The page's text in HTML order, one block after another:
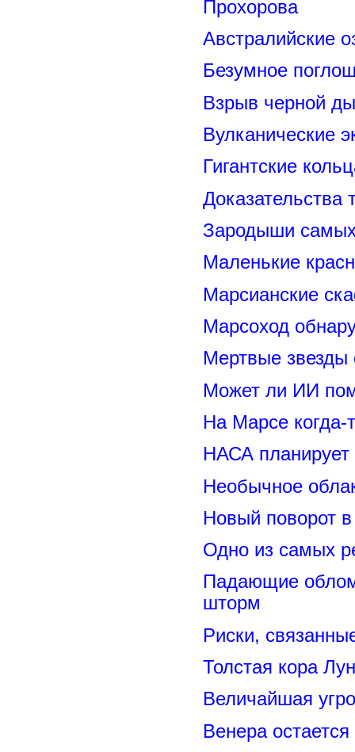
Прохорова
Австралийские
Безумное
Взрыв черной
Вулканические
Гигантские
Доказательства
Зародыши самых
Маленькие
Марсианские
Марсоход
Мертвые
Может ли ИИ
На Марсе когда-
НАСА
Необычное
Новый поворот
Одно из самых
Падающие
шторм
Риски,
Толстая кора
Величайшая
Венера